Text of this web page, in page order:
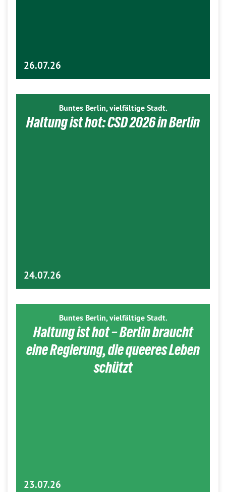
26.07.26
Buntes Berlin, vielfältige Stadt.
Haltung ist hot: CSD 2026 in Berlin
24.07.26
Buntes Berlin, vielfältige Stadt.
Haltung ist hot – Berlin braucht
eine Regierung, die queeres Leben
schützt
23.07.26